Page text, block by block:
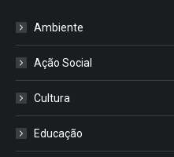
Ambiente
Ação Social
Cultura
Educação